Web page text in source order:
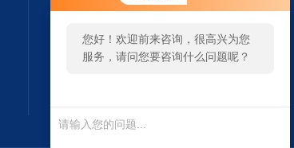
您好！欢迎前来咨询，很高兴为您
服务，请问您要咨询什么问题呢？